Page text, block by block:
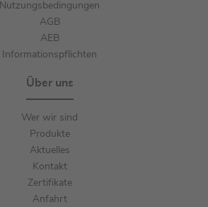
Nutzungsbedingungen
AGB
AEB
Informationspflichten
Über uns
Wer wir sind
Produkte
Aktuelles
Kontakt
Zertifikate
Anfahrt